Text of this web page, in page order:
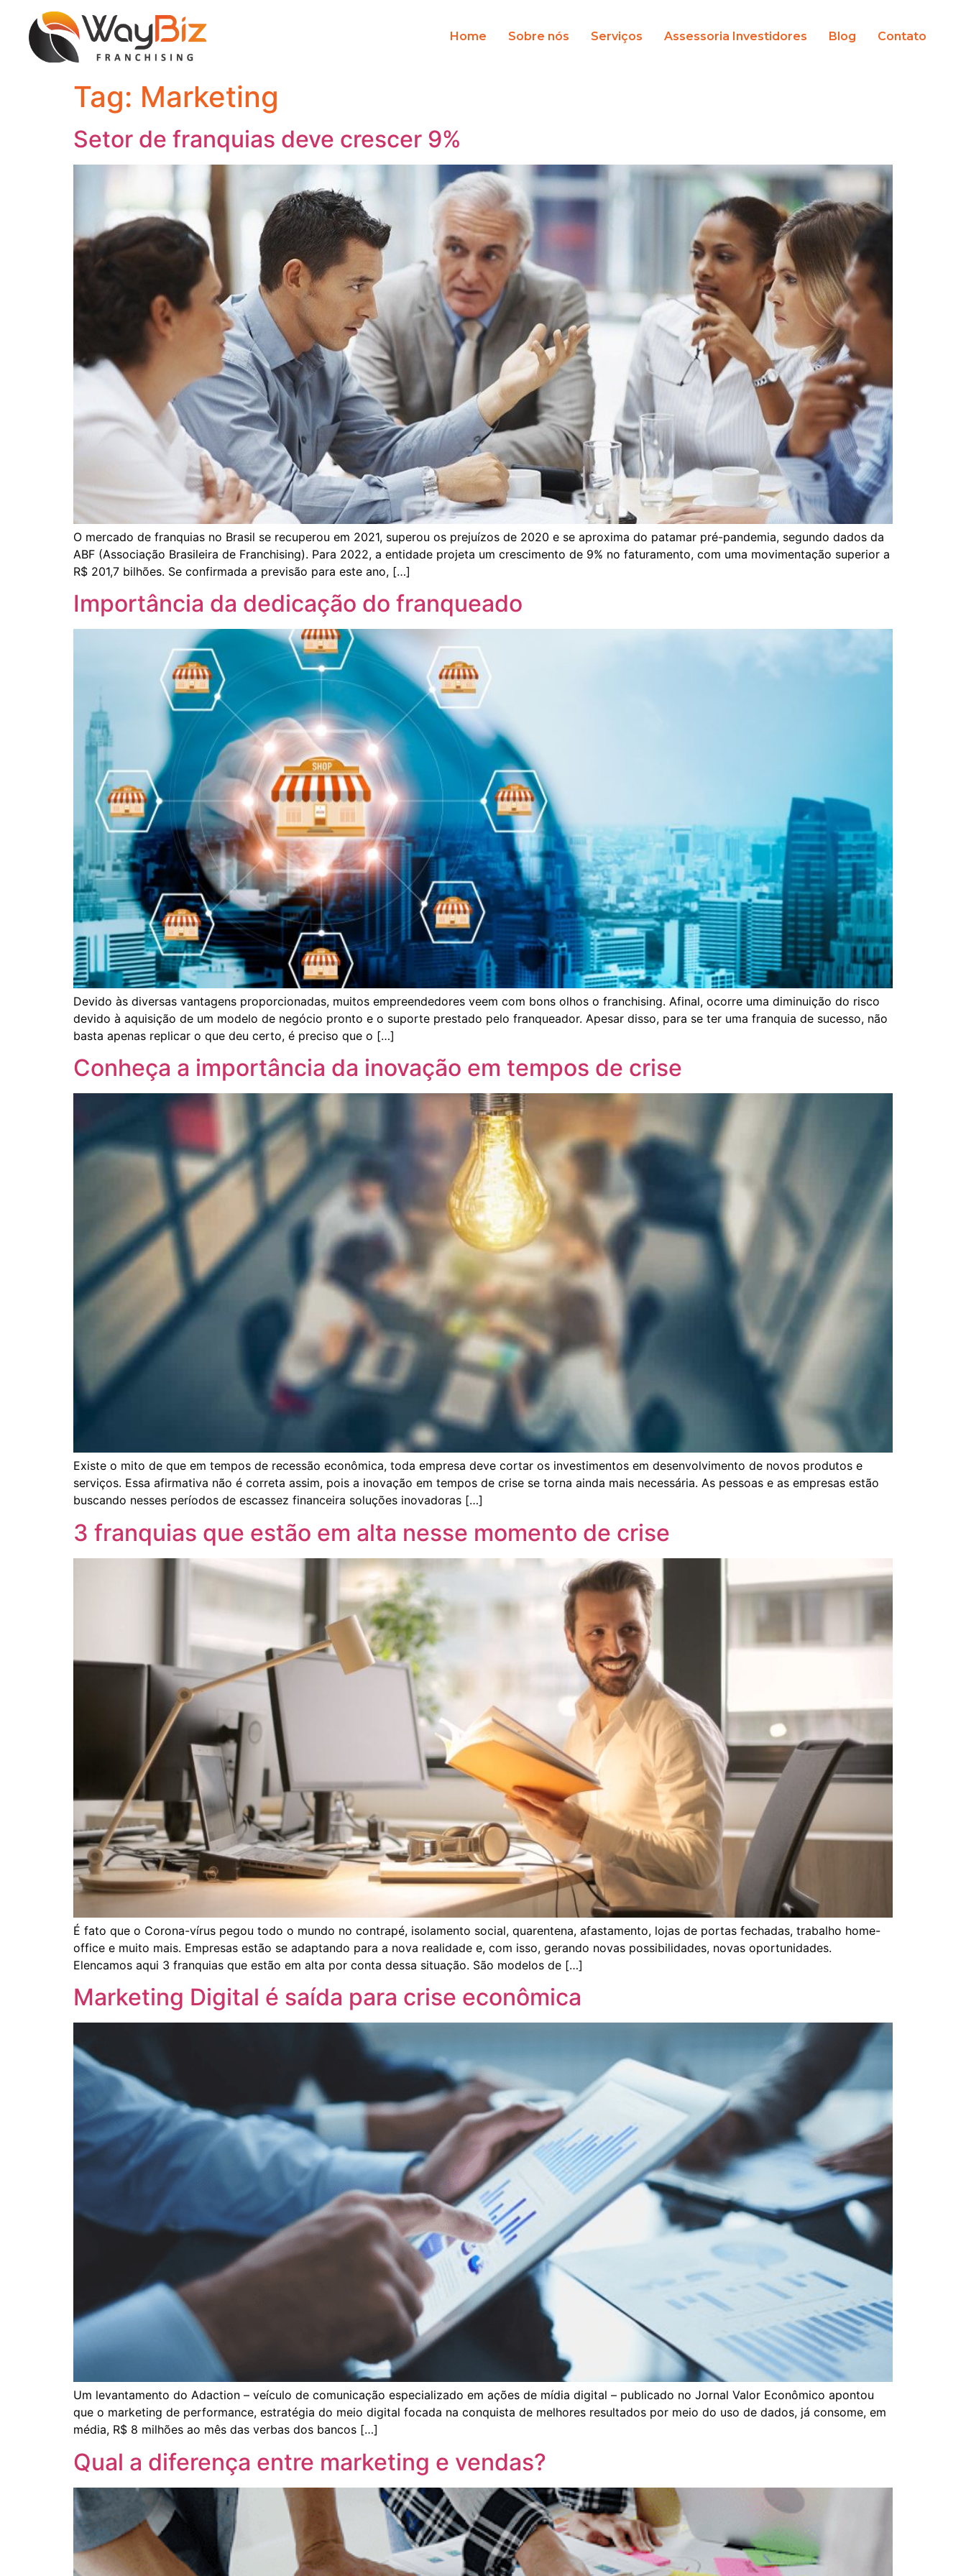
Home Sobre nós Serviços Assessoria Investidores Blog Contato
Tag: Marketing
Setor de franquias deve crescer 9%
O mercado de franquias no Brasil se recuperou em 2021, superou os prejuízos de 2020 e se aproxima do patamar pré-pandemia, segundo dados da
ABF (Associação Brasileira de Franchising). Para 2022, a entidade projeta um crescimento de 9% no faturamento, com uma movimentação superior a
R$ 201,7 bilhões. Se confirmada a previsão para este ano, […]
Importância da dedicação do franqueado
Devido às diversas vantagens proporcionadas, muitos empreendedores veem com bons olhos o franchising. Afinal, ocorre uma diminuição do risco
devido à aquisição de um modelo de negócio pronto e o suporte prestado pelo franqueador. Apesar disso, para se ter uma franquia de sucesso, não
basta apenas replicar o que deu certo, é preciso que o […]
Conheça a importância da inovação em tempos de crise
Existe o mito de que em tempos de recessão econômica, toda empresa deve cortar os investimentos em desenvolvimento de novos produtos e
serviços. Essa afirmativa não é correta assim, pois a inovação em tempos de crise se torna ainda mais necessária. As pessoas e as empresas estão
buscando nesses períodos de escassez financeira soluções inovadoras […]
3 franquias que estão em alta nesse momento de crise
É fato que o Corona-vírus pegou todo o mundo no contrapé, isolamento social, quarentena, afastamento, lojas de portas fechadas, trabalho home-
office e muito mais. Empresas estão se adaptando para a nova realidade e, com isso, gerando novas possibilidades, novas oportunidades.
Elencamos aqui 3 franquias que estão em alta por conta dessa situação. São modelos de […]
Marketing Digital é saída para crise econômica
Um levantamento do Adaction – veículo de comunicação especializado em ações de mídia digital – publicado no Jornal Valor Econômico apontou
que o marketing de performance, estratégia do meio digital focada na conquista de melhores resultados por meio do uso de dados, já consome, em
média, R$ 8 milhões ao mês das verbas dos bancos […]
Qual a diferença entre marketing e vendas?